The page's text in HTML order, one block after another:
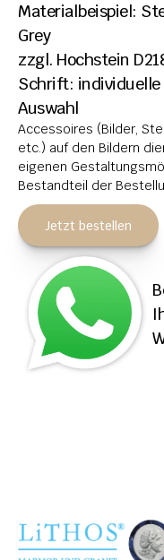
BREITSTEINE
LIEGESTEINE
URNENANLAGEN
LEUCHTGRABMALE
ACCESSOIRES
KONTAKT
ADRESSEN
ÖFFNUNGSZEITEN
IMPRESSUM
ÜBER LITHOS
Materialbeispiel:
Grey
zzgl. Hochstein
Schrift: individuelle
Auswahl
Accessoires (Bilder,
etc.) auf den Bildern
eigenen
Bestandteil der
Jetzt bestellen